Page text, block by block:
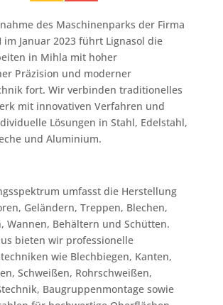
des Maschinenparks der Firma
im Januar 2023 führt Lignasol die
in Mihla mit hoher
Präzision und moderner
fort. Wir verbinden traditionelles
mit innovativen Verfahren und
Lösungen in Stahl, Edelstahl,
und Aluminium.
umfasst die Herstellung
Geländern, Treppen, Blechen,
Wannen, Behältern und Schütten.
bieten wir professionelle
wie Blechbiegen, Kanten,
Schweißen, Rohrschweißen,
Baugruppenmontage sowie